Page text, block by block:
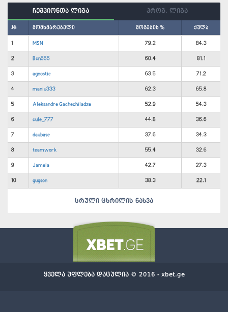
ჩემპიონთა ლიგა პროგ. ლიგა
# მომხმარებელი მოგების % ქულა
1 MSN 79.2 84.3
2 Bcn555 60.4 81.1
3 agnostic 63.5 71.2
4 maniu333 62.3 65.8
5 Aleksandre Gachechiladze 52.9 54.3
6 cule_777 44.8 36.6
7 daubase 37.6 34.3
8 teamwork 55.4 32.6
9 Jamela 42.7 27.3
10 gugson 38.3 22.1
სრული ცხრილის ნახვა
ყველა უფლება დაცულია © 2016 - xbet.ge